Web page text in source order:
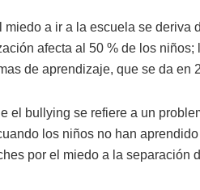
miedo a ir a la escuela se
afecta al 50 % de los
de aprendizaje, que se da en
el bullying se refiere a un
los niños no han
por el miedo a la separación